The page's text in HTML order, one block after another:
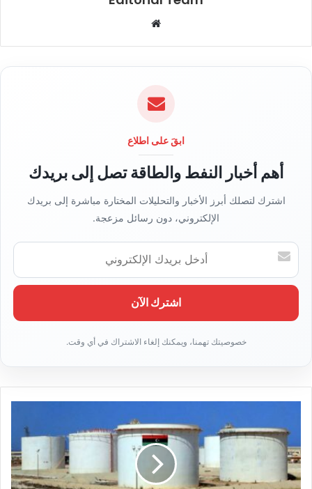
ل
ي
ب
ابقَ على اطلاع
أهم أخبار النفط والطاقة تصل إلى بريدك
اشترك لتصلك أبرز الأخبار والتحليلات المختارة مباشرة إلى بريدك
الإلكتروني، دون رسائل مزعجة.
أ
خ
ل
ر
ت
ر
و